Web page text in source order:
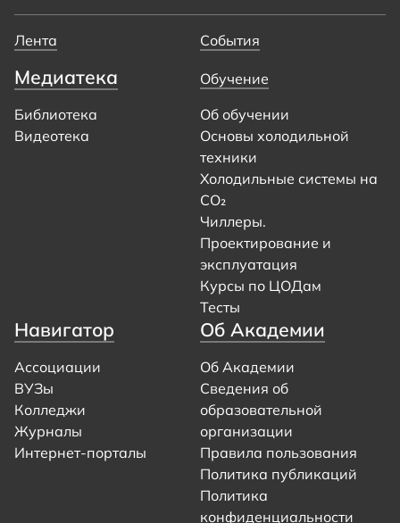
Лента События
Медиатека
Библиотека
Видеотека
Обучение
Об обучении
Основы холодильной
техники
Холодильные системы на
CO₂
Чиллеры.
Проектирование и
эксплуатация
Курсы по ЦОДам
Тесты
Навигатор
Ассоциации
ВУЗы
Колледжи
Журналы
Интернет-порталы
Об Академии
Об Академии
Сведения об
образовательной
организации
Правила пользования
Политика публикаций
Политика
конфиденциальности